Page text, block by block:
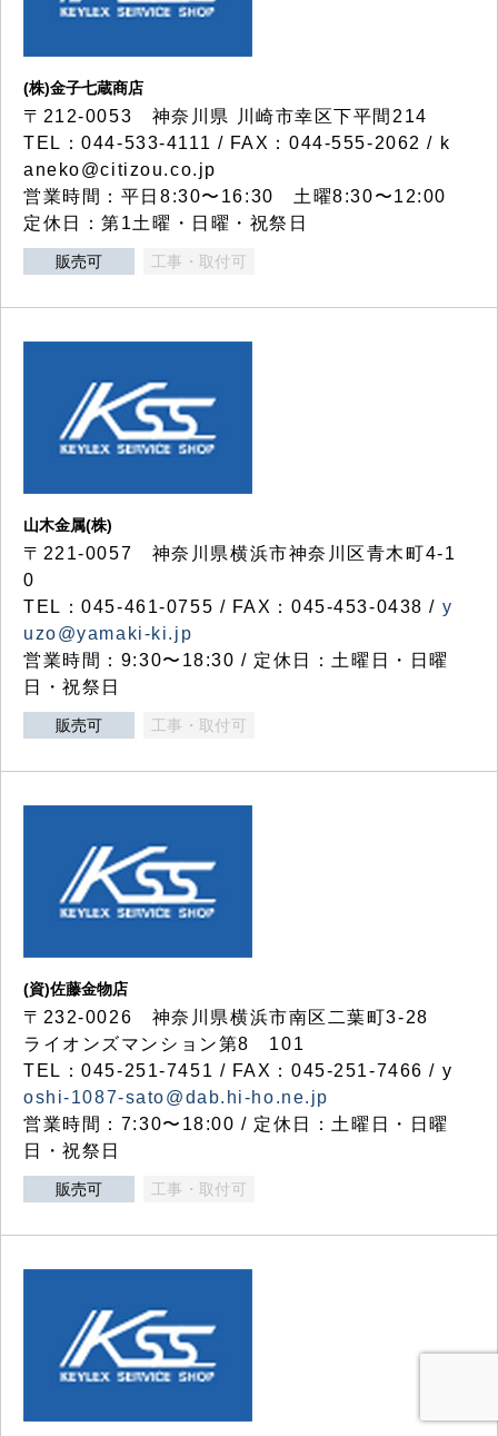
(株)金子七蔵商店
〒212-0053 神奈川県 川崎市幸区下平間214
TEL：044-533-4111 / FAX：044-555-2062 / k
aneko@citizou.co.jp
営業時間：平日8:30〜16:30 土曜8:30〜12:00
定休日：第1土曜・日曜・祝祭日
販売可 工事・取付可
山木金属(株)
〒221-0057 神奈川県横浜市神奈川区青木町4-1
0
TEL：045-461-0755 / FAX：045-453-0438 / y
uzo@yamaki-ki.jp
営業時間：9:30〜18:30 / 定休日：土曜日・日曜
日・祝祭日
販売可 工事・取付可
(資)佐藤金物店
〒232-0026 神奈川県横浜市南区二葉町3-28
ライオンズマンション第8 101
TEL：045-251-7451 / FAX：045-251-7466 / y
oshi-1087-sato@dab.hi-ho.ne.jp
営業時間：7:30〜18:00 / 定休日：土曜日・日曜
日・祝祭日
販売可 工事・取付可